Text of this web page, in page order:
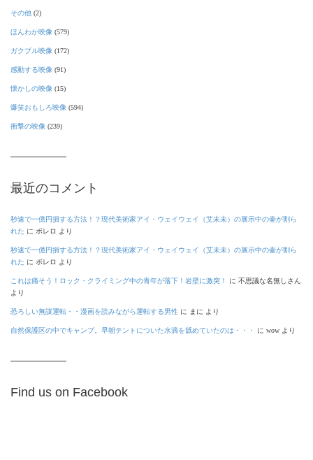
その他 (2)
ほんわか映像 (579)
ガクブル映像 (172)
感動する映像 (91)
懐かしの映像 (15)
爆笑おもしろ映像 (594)
衝撃の映像 (239)
最近のコメント
秒速で一億円損する方法！？現代美術家アイ・ウェイウェイ（艾未未）の展示中の壷が割ら
れた に ボレロ より
秒速で一億円損する方法！？現代美術家アイ・ウェイウェイ（艾未未）の展示中の壷が割ら
れた に ボレロ より
これは痛そう！ロック・クライミング中の青年が落下！岩壁に激突！ に 不思議な名無しさん
より
恐ろしい無謀運転・・漫画を読みながら運転する男性 に まに より
自然保護区の中でキャンプ。早朝テントについた水滴を舐めていたのは・・・ に wow より
Find us on Facebook